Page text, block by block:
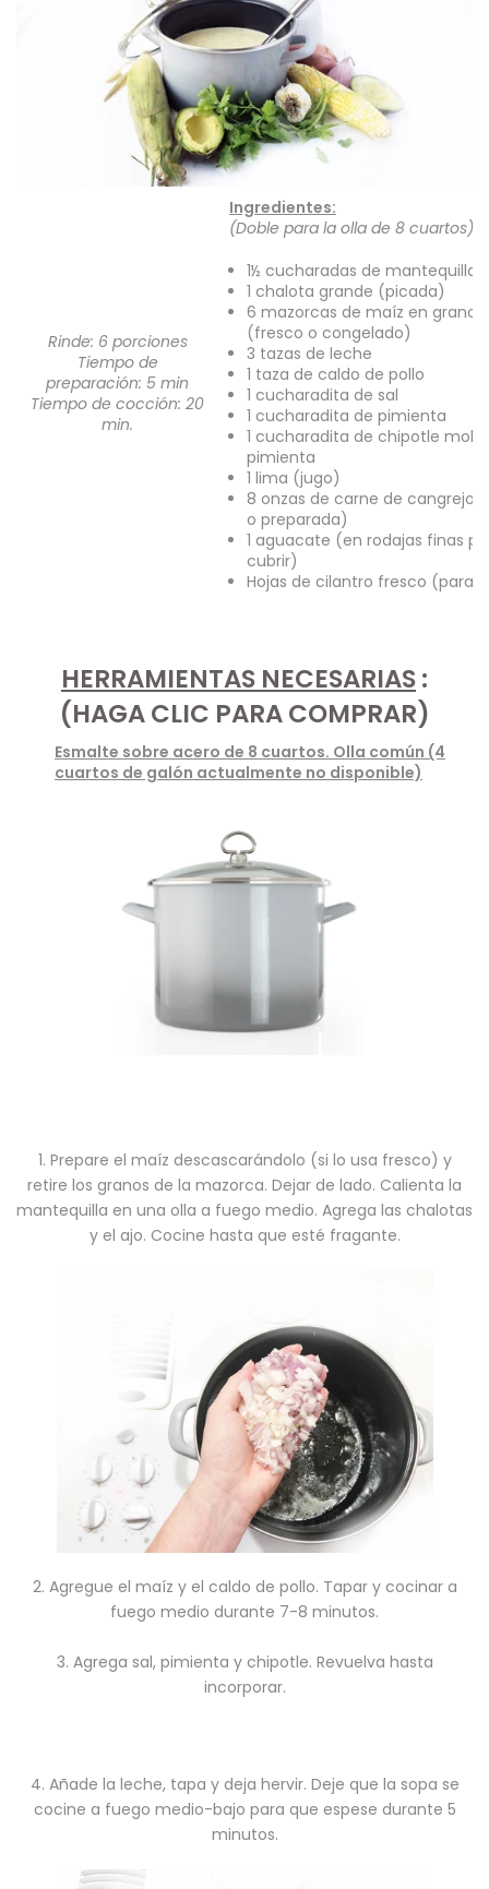
Rinde: 6 porciones
Tiempo de
preparación: 5 min
Tiempo de cocción: 20
min.
Ingredientes:
(Doble para la olla de 8 cuartos)
1½ cucharadas de mantequilla
1 chalota grande (picada)
6 mazorcas de maíz en grano
(fresco o congelado)
3 tazas de leche
1 taza de caldo de pollo
1 cucharadita de sal
1 cucharadita de pimienta
1 cucharadita de chipotle
pimienta
1 lima (jugo)
8 onzas de carne de cangrejo
o preparada)
1 aguacate (en rodajas finas
cubrir)
Hojas de cilantro fresco (para
HERRAMIENTAS NECESARIAS:
(HAGA CLIC PARA COMPRAR)
Esmalte sobre acero de 8 cuartos. Olla común (4
cuartos de galón actualmente no disponible)
1. Prepare el maíz descascarándolo (si lo usa fresco) y
retire los granos de la mazorca. Dejar de lado. Calienta la
mantequilla en una olla a fuego medio. Agrega las chalotas
y el ajo. Cocine hasta que esté fragante.
2. Agregue el maíz y el caldo de pollo. Tapar y cocinar a
fuego medio durante 7-8 minutos.
3. Agrega sal, pimienta y chipotle. Revuelva hasta
incorporar.
4. Añade la leche, tapa y deja hervir. Deje que la sopa se
cocine a fuego medio-bajo para que espese durante 5
minutos.